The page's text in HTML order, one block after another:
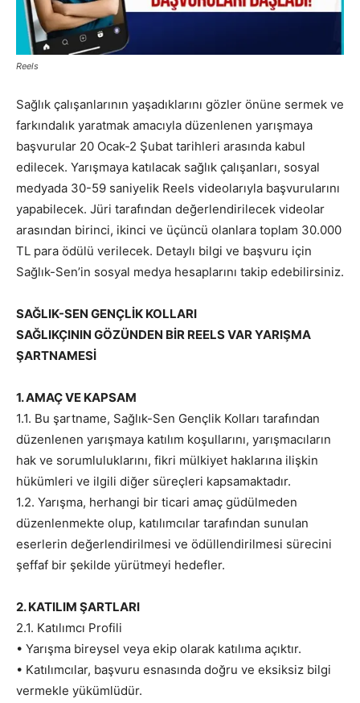
Reels
Sağlık çalışanlarının yaşadıklarını gözler önüne sermek ve
farkındalık yaratmak amacıyla düzenlenen yarışmaya
başvurular 20 Ocak-2 Şubat tarihleri arasında kabul
edilecek. Yarışmaya katılacak sağlık çalışanları, sosyal
medyada 30-59 saniyelik Reels videolarıyla başvurularını
yapabilecek. Jüri tarafından değerlendirilecek videolar
arasından birinci, ikinci ve üçüncü olanlara toplam 30.000
TL para ödülü verilecek. Detaylı bilgi ve başvuru için
Sağlık-Sen’in sosyal medya hesaplarını takip edebilirsiniz.
SAĞLIK-SEN GENÇLİK KOLLARI
SAĞLIKÇININ GÖZÜNDEN BİR REELS VAR YARIŞMA
ŞARTNAMESİ
1. AMAÇ VE KAPSAM
1.1. Bu şartname, Sağlık-Sen Gençlik Kolları tarafından
düzenlenen yarışmaya katılım koşullarını, yarışmacıların
hak ve sorumluluklarını, fikri mülkiyet haklarına ilişkin
hükümleri ve ilgili diğer süreçleri kapsamaktadır.
1.2. Yarışma, herhangi bir ticari amaç güdülmeden
düzenlenmekte olup, katılımcılar tarafından sunulan
eserlerin değerlendirilmesi ve ödüllendirilmesi sürecini
şeffaf bir şekilde yürütmeyi hedefler.
2. KATILIM ŞARTLARI
2.1. Katılımcı Profili
• Yarışma bireysel veya ekip olarak katılıma açıktır.
• Katılımcılar, başvuru esnasında doğru ve eksiksiz bilgi
vermekle yükümlüdür.